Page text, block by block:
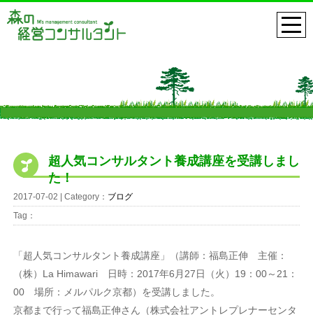
超人気コンサルタント養成講座を受講しまし
た！
2017-07-02 | Category： ブログ
Tag：
「超人気コンサルタント養成講座」（講師：福島正伸 主催：
（株）La Himawari 日時：2017年6月27日（火）19：00～21：
00 場所：メルパルク京都）を受講しました。
京都まで行って福島正伸さん（株式会社アントレプレナーセンタ